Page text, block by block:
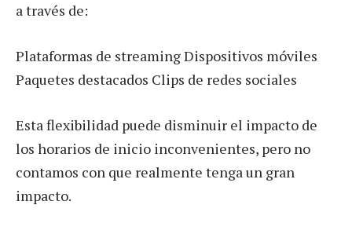
a través de:
Plataformas de streaming Dispositivos móviles
Paquetes destacados Clips de redes sociales
Esta flexibilidad puede disminuir el impacto de
los horarios de inicio inconvenientes, pero no
contamos con que realmente tenga un gran
impacto.